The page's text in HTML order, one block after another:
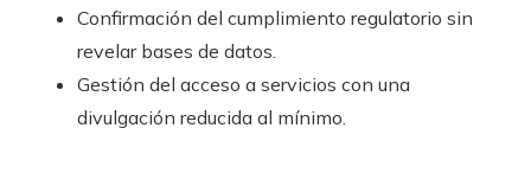
Confirmación del cumplimiento regulatorio sin
revelar bases de datos.
Gestión del acceso a servicios con una
divulgación reducida al mínimo.